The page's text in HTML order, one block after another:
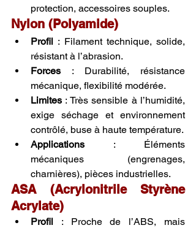
protection, accessoires souples.
Nylon (Polyamide)
Profil : Filament technique, solide,
résistant à l’abrasion.
Forces : Durabilité, résistance
mécanique, flexibilité modérée.
Limites : Très sensible à l’humidité,
exige séchage et environnement
contrôlé, buse à haute température.
Applications : Éléments
mécaniques (engrenages,
charnières), pièces industrielles.
ASA (Acrylonitrile Styrène
Acrylate)
Profil : Proche de l’ABS, mais